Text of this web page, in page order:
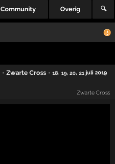
Community Overig 🔍
· Zwarte Cross · 18, 19, 20, 21juli 2019
Zwarte Cross